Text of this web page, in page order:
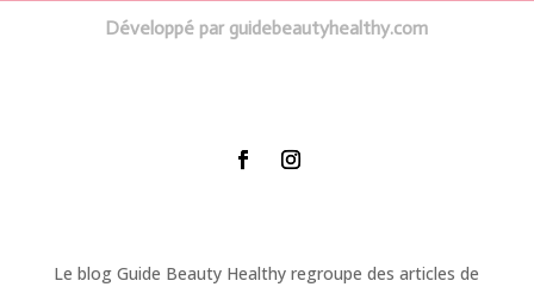
Développé par guidebeautyhealthy.com
Le blog Guide Beauty Healthy regroupe des articles de